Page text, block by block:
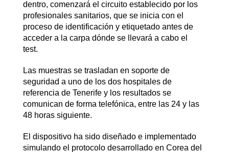
dentro, comenzará el circuito establecido por los
profesionales sanitarios, que se inicia con el
proceso de identificación y etiquetado antes de
acceder a la carpa dónde se llevará a cabo el
test.
Las muestras se trasladan en soporte de
seguridad a uno de los dos hospitales de
referencia de Tenerife y los resultados se
comunican de forma telefónica, entre las 24 y las
48 horas siguiente.
El dispositivo ha sido diseñado e implementado
simulando el protocolo desarrollado en Corea del